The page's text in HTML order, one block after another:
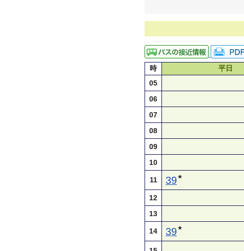
時 平日
05
06
07
08
09
10
11 39★
12
13
14 39★